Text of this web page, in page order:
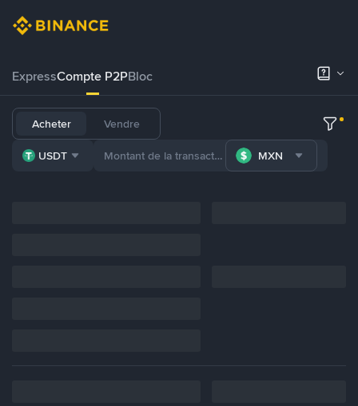
ExpressCompte P2PBloc
Acheter Vendre
USDT MXN